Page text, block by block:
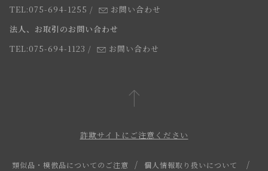
よくあるご質問
スタッフ
TEL:075-694-1255 /
お問い合わせ
法人、お取引のお問い合わせ
TEL:075-694-1123 / お問い合わせ
詐欺サイトにご注意ください
類似品・模倣品についてのご注意 個人情報取り扱いについて